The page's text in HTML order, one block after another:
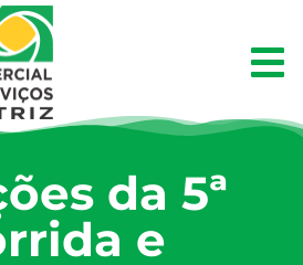
da 5ª
e